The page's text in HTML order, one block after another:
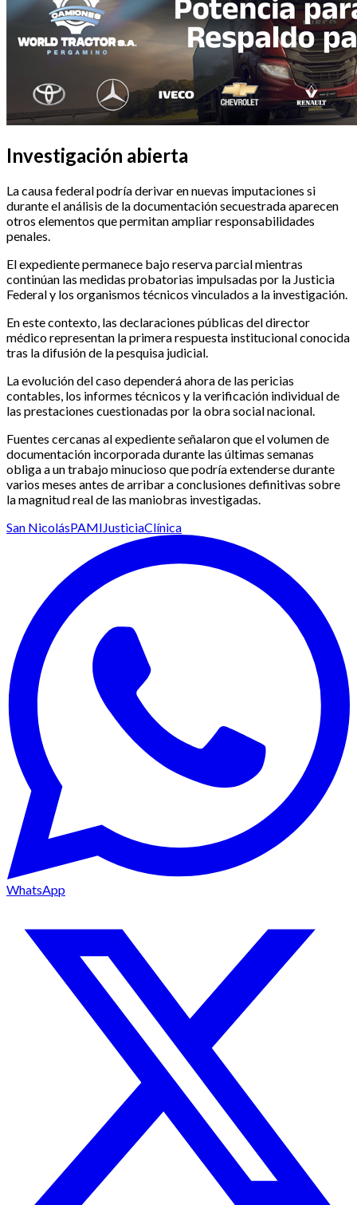
Investigación abierta
La causa federal podría derivar en nuevas imputaciones si
durante el análisis de la documentación secuestrada aparecen
otros elementos que permitan ampliar responsabilidades
penales.
El expediente permanece bajo reserva parcial mientras
continúan las medidas probatorias impulsadas por la Justicia
Federal y los organismos técnicos vinculados a la investigación.
En este contexto, las declaraciones públicas del director
médico representan la primera respuesta institucional conocida
tras la difusión de la pesquisa judicial.
La evolución del caso dependerá ahora de las pericias
contables, los informes técnicos y la verificación individual de
las prestaciones cuestionadas por la obra social nacional.
Fuentes cercanas al expediente señalaron que el volumen de
documentación incorporada durante las últimas semanas
obliga a un trabajo minucioso que podría extenderse durante
varios meses antes de arribar a conclusiones definitivas sobre
la magnitud real de las maniobras investigadas.
San NicolásPAMIJusticiaClínica
WhatsApp